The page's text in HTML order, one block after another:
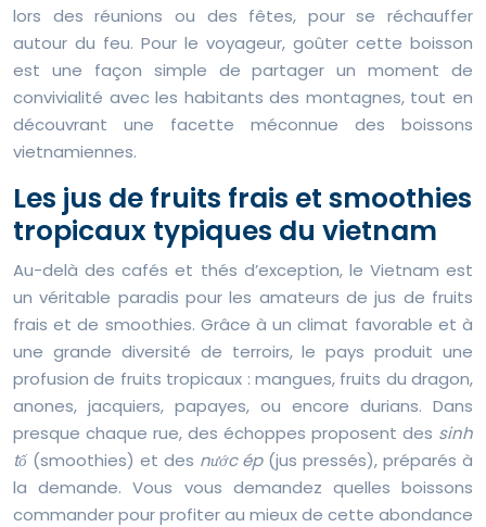
lors des réunions ou des fêtes, pour se réchauffer
autour du feu. Pour le voyageur, goûter cette boisson
est une façon simple de partager un moment de
convivialité avec les habitants des montagnes, tout en
découvrant une facette méconnue des boissons
vietnamiennes.
Les jus de fruits frais et smoothies
tropicaux typiques du vietnam
Au-delà des cafés et thés d’exception, le Vietnam est
un véritable paradis pour les amateurs de jus de fruits
frais et de smoothies. Grâce à un climat favorable et à
une grande diversité de terroirs, le pays produit une
profusion de fruits tropicaux : mangues, fruits du dragon,
anones, jacquiers, papayes, ou encore durians. Dans
presque chaque rue, des échoppes proposent des sinh
tố (smoothies) et des nước ép(jus pressés), préparés à
la demande. Vous vous demandez quelles boissons
commander pour profiter au mieux de cette abondance